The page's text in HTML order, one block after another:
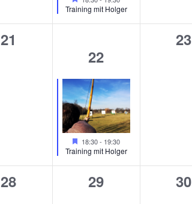
Training mit Holger
0
Veranstaltungen,
21
1
Veranstaltung,
22
Hervorgehoben
18:30- 19:30
Training mit Holger
0
23
0
28
0
29
0
30